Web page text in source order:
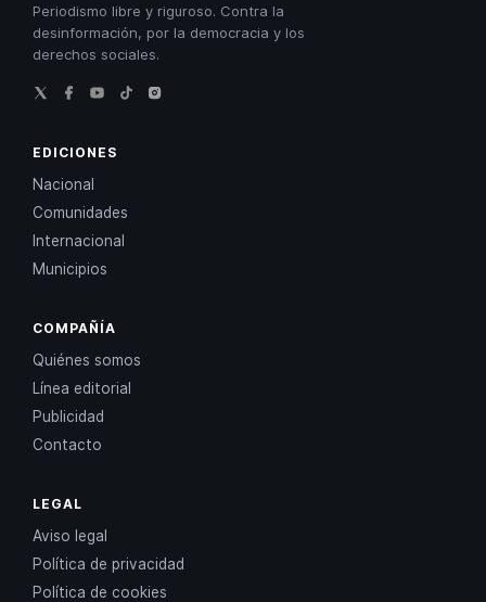
Periodismo libre y riguroso. Contra la
desinformación, por la democracia y los
derechos sociales.
EDICIONES
Nacional
Comunidades
Internacional
Municipios
COMPAÑÍA
Quiénes somos
Línea editorial
Publicidad
Contacto
LEGAL
Aviso legal
Política de privacidad
Política de cookies